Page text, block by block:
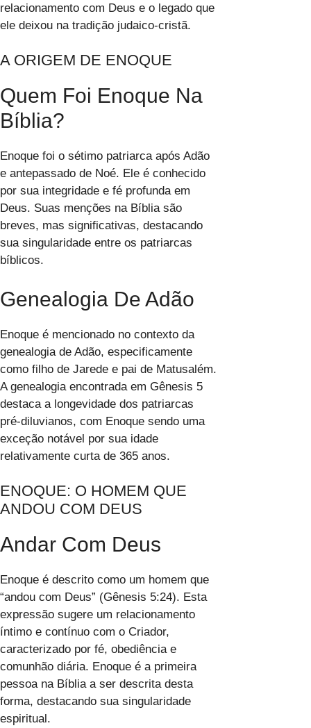
relacionamento com Deus e o legado que
ele deixou na tradição judaico-cristã.
A ORIGEM DE ENOQUE
Quem Foi Enoque Na
Bíblia?
Enoque foi o sétimo patriarca após Adão
e antepassado de Noé. Ele é conhecido
por sua integridade e fé profunda em
Deus. Suas menções na Bíblia são
breves, mas significativas, destacando
sua singularidade entre os patriarcas
bíblicos.
Genealogia De Adão
Enoque é mencionado no contexto da
genealogia de Adão, especificamente
como filho de Jarede e pai de Matusalém.
A genealogia encontrada em Gênesis 5
destaca a longevidade dos patriarcas
pré-diluvianos, com Enoque sendo uma
exceção notável por sua idade
relativamente curta de 365 anos.
ENOQUE: O HOMEM QUE
ANDOU COM DEUS
Andar Com Deus
Enoque é descrito como um homem que
“andou com Deus” (Gênesis 5:24). Esta
expressão sugere um relacionamento
íntimo e contínuo com o Criador,
caracterizado por fé, obediência e
comunhão diária. Enoque é a primeira
pessoa na Bíblia a ser descrita desta
forma, destacando sua singularidade
espiritual.